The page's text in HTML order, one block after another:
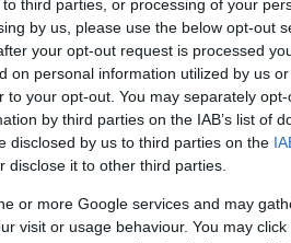
third parties, or processing of your
by us, please use the below opt-out
your opt-out request is processed
on personal information utilized by us
your opt-out. You may separately
by third parties on the IAB’s list of
disclosed by us to third parties on the
disclose it to other third parties.
or more Google services and may
visit or usage behaviour. You may
του Κυριάκου Μητσοτάκη
Επιμελητηρίου στην